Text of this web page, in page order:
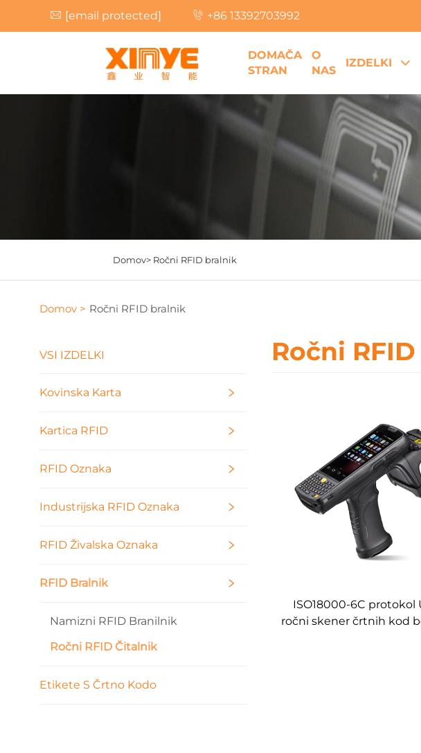
[email protected] +86 13392703992
DOMAČA
STRAN
O
NAS
IZDELKI
Domov> Ročni RFID bralnik
Domov > Ročni RFID bralnik
VSI IZDELKI
Kovinska Karta
Kartica RFID
RFID Oznaka
Industrijska RFID Oznaka
RFID Živalska Oznaka
RFID Bralnik
Namizni RFID Branilnik
Ročni RFID Čitalnik
Etikete S Črtno Kodo
Ročni
ISO18000-6C protokol
ročni skener črtnih kod